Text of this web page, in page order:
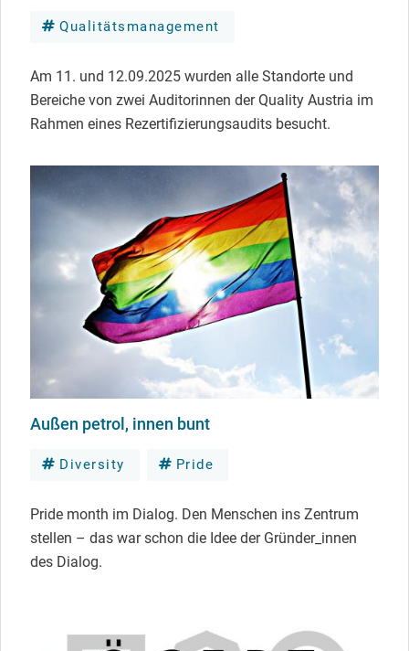
Qualitätsmanagement
Am 11. und 12.09.2025 wurden alle Standorte und
Bereiche von zwei Auditorinnen der Quality Austria im
Rahmen eines Rezertifizierungsaudits besucht.
Außen petrol, innen bunt
Diversity Pride
Pride month im Dialog. Den Menschen ins Zentrum
stellen – das war schon die Idee der Gründer_innen
des Dialog.